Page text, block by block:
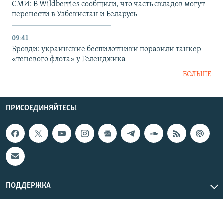
СМИ: В Wildberries сообщили, что часть складов могут
перенести в Узбекистан и Беларусь
09:41
Бровди: украинские беспилотники поразили танкер
«теневого флота» у Геленджика
БОЛЬШЕ
ПРИСОЕДИНЯЙТЕСЬ!
ПОДДЕРЖКА